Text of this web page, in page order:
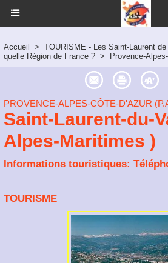
Accueil > TOURISME - Les Saint-Laurent
quelle Région de France ? > Provence-
PROVENCE-ALPES-CÔTE-D'AZUR
Saint-Laurent-du-
Alpes-Maritimes )
Informations touristiques:
TOURISME